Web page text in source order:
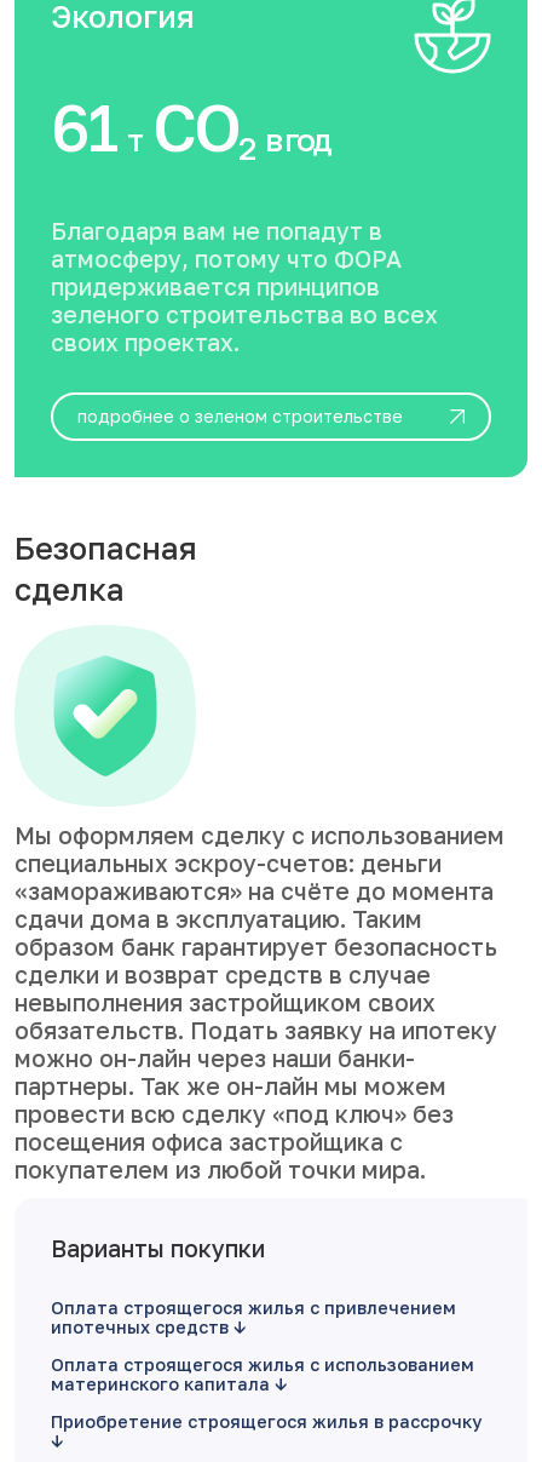
Экология
61 тCO2 в год
Благодаря вам не попадут в
атмосферу, потому что ФОРА
придерживается принципов
зеленого строительства во всех
своих проектах.
подробнее о зеленом строительстве
Безопасная
сделка
Мы оформляем сделку с использованием
специальных эскроу-счетов: деньги
«замораживаются» на счёте до момента
сдачи дома в эксплуатацию. Таким
образом банк гарантирует безопасность
сделки и возврат средств в случае
невыполнения застройщиком своих
обязательств. Подать заявку на ипотеку
можно он-лайн через наши банки-
партнеры. Так же он-лайн мы можем
провести всю сделку «под ключ» без
посещения офиса застройщика с
покупателем из любой точки мира.
Варианты покупки
Оплата строящегося жилья с привлечением
ипотечных средств
Оплата строящегося жилья с использованием
материнского капитала
Приобретение строящегося жилья в рассрочку